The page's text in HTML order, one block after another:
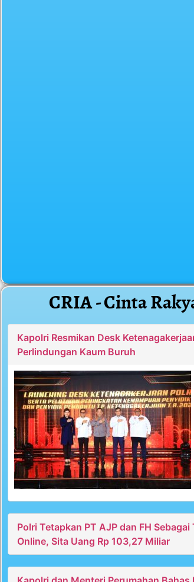
CRIA - Cinta
Kapolri Resmikan Desk
Perlindungan Kaum Buruh
Polri Tetapkan PT AJP dan FH
Online, Sita Uang Rp 103,27 Miliar